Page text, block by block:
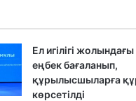
Ел игілігі жолындағы
еңбек бағаланып,
құрылысшыларға
көрсетілді